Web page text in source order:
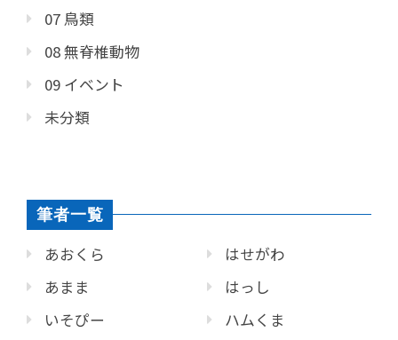
07 鳥類
08 無脊椎動物
09 イベント
未分類
筆者一覧
あおくら
あまま
いそぴー
はせがわ
はっし
ハムくま